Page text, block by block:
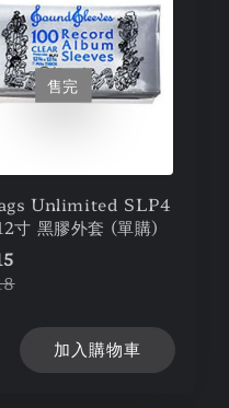
售完
Unlimited SLP4
寸 黑膠外套 (單購)
加入購物車